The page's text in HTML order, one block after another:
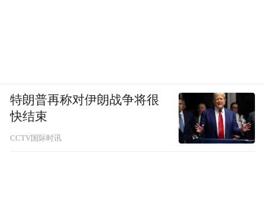
特朗普再称对伊朗战争将很
快结束
CCTV国际时讯